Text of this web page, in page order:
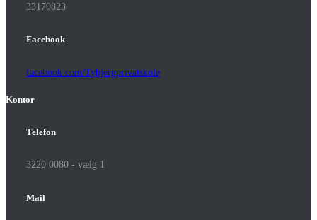
33170823
Facebook
facebook.com/Tybjergprivatskole
Kontor
Telefon
3220 0080 - vælg 1
Mail